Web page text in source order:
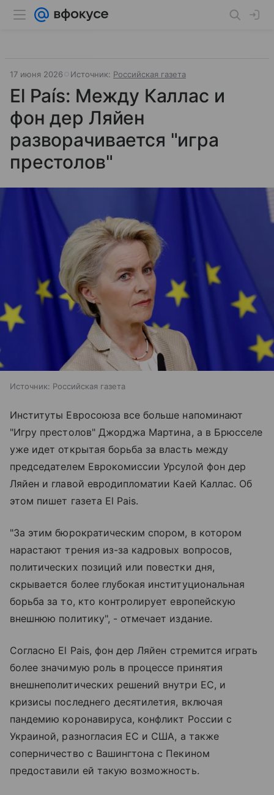
17 июня 2026 Источник: Российская газета
El País: Между Каллас и
фон дер Ляйен
разворачивается "игра
престолов"
Источник: Российская газета
Институты Евросоюза все больше напоминают
"Игру престолов" Джорджа Мартина, а в Брюсселе
уже идет открытая борьба за власть между
председателем Еврокомиссии Урсулой фон дер
Ляйен и главой евродипломатии Каей Каллас. Об
этом пишет газета El Pais.
"За этим бюрократическим спором, в котором
нарастают трения из-за кадровых вопросов,
политических позиций или повестки дня,
скрывается более глубокая институциональная
борьба за то, кто контролирует европейскую
внешнюю политику", - отмечает издание.
Согласно El Pais, фон дер Ляйен стремится играть
более значимую роль в процессе принятия
внешнеполитических решений внутри ЕС, и
кризисы последнего десятилетия, включая
пандемию коронавируса, конфликт России с
Украиной, разногласия ЕС и США, а также
соперничество с Вашингтона с Пекином
предоставили ей такую возможность.